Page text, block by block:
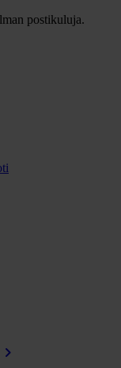
postikuluja.
chevron_right